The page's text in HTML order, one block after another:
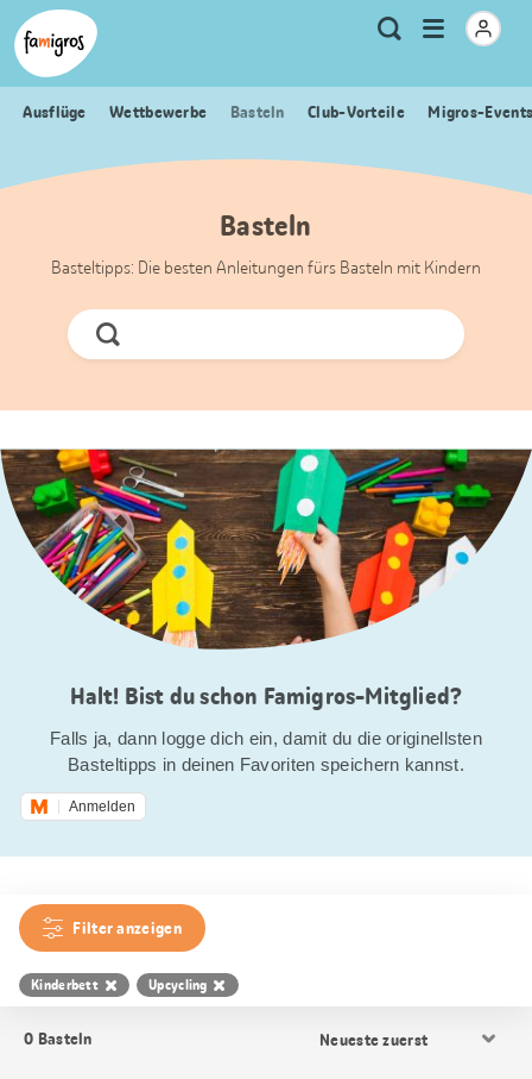
Sprungmarken
Navigation
Header
Logo
Meta
Navigation
Suche
Menu
öffnen
Ausflüge Wettbewerbe Basteln Club-Vorteile Migros-
Basteln
Basteltipps: Die besten Anleitungen fürs Basteln mit Kindern
Jetzt
Suchen
Halt! Bist du schon Famigros-Mitglied?
Falls ja, dann logge dich ein, damit du die originellsten
Basteltipps in deinen Favoriten speichern kannst.
Anmelden
Filter anzeigen
Kinderbett Upcycling
0 Basteln
Sortierung